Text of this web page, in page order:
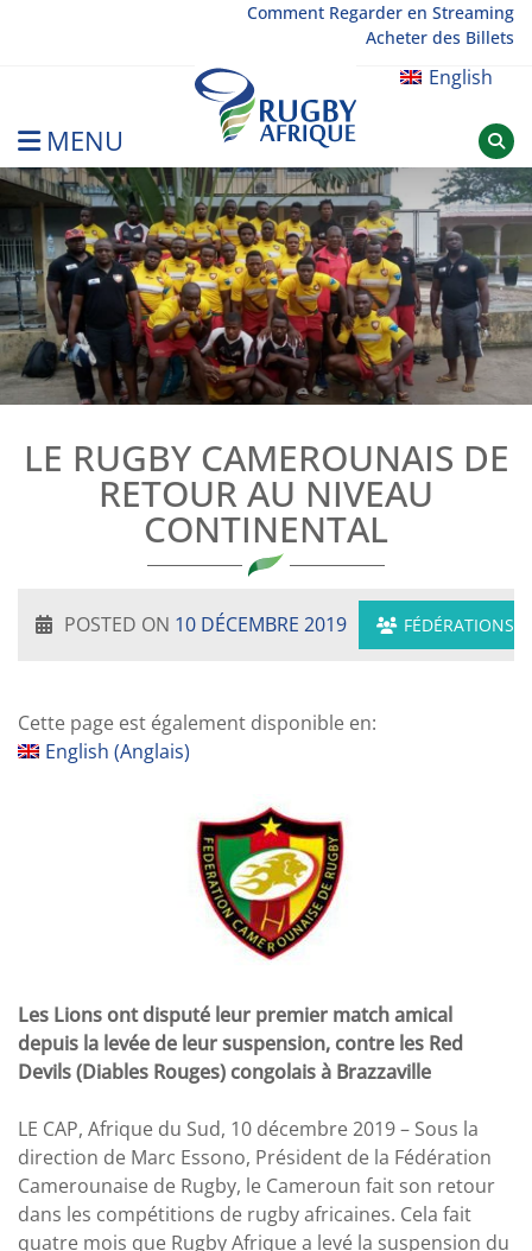
Comment Regarder en Streaming
Acheter des Billets
English
MENU
Rugby Afrique
LE RUGBY CAMEROUNAIS DE
RETOUR AU NIVEAU
CONTINENTAL
POSTED ON 10 DÉCEMBRE 2019 FÉDÉRATIONS
Cette page est également disponible en:
English (Anglais)
Les Lions ont disputé leur premier match amical
depuis la levée de leur suspension, contre les Red
Devils (Diables Rouges) congolais à Brazzaville
LE CAP, Afrique du Sud, 10 décembre 2019 – Sous la
direction de Marc Essono, Président de la Fédération
Camerounaise de Rugby, le Cameroun fait son retour
dans les compétitions de rugby africaines. Cela fait
quatre mois que Rugby Afrique a levé la suspension du